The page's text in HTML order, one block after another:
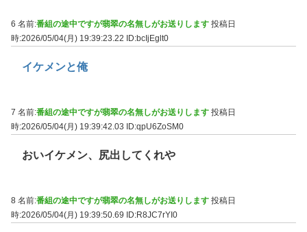
6 名前:番組の途中ですが翡翠の名無しがお送りします 投稿日
時:2026/05/04(月) 19:39:23.22
ID:bcIjEglt0
イケメンと俺
7 名前:番組の途中ですが翡翠の名無しがお送りします 投稿日
時:2026/05/04(月) 19:39:42.03
ID:qpU6ZoSM0
おいイケメン、尻出してくれや
8 名前:番組の途中ですが翡翠の名無しがお送りします 投稿日
時:2026/05/04(月) 19:39:50.69 ID:R8JC7rYI0